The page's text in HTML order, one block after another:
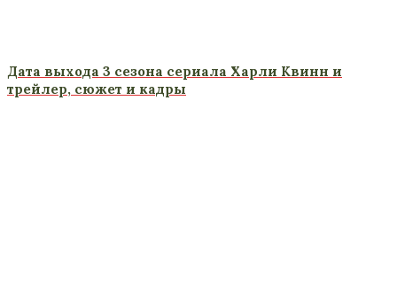
Дата выхода 3 сезона сериала Харли Квинн и
трейлер, сюжет и кадры